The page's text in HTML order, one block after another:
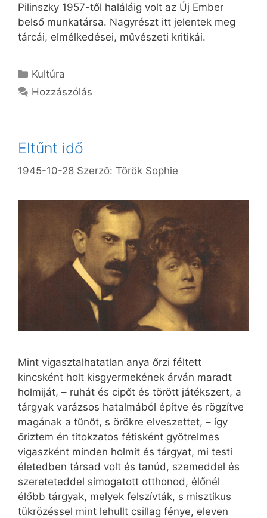
Pilinszky 1957-től haláláig volt az Új Ember
belső munkatársa. Nagyrészt itt jelentek meg
tárcái, elmélkedései, művészeti kritikái.
Kategória
Kultúra
Hozzászólás
Eltűnt idő
1945-10-28 Szerző: Török Sophie
Mint vigasztalhatatlan anya őrzi féltett
kincsként holt kisgyermekének árván maradt
holmiját, – ruhát és cipőt és törött játékszert, a
tárgyak varázsos hatalmából építve és rögzítve
magának a tűnőt, s örökre elveszettet, – így
őriztem én titokzatos fétisként gyötrelmes
vigaszként minden holmit és tárgyat, mi testi
életedben társad volt és tanúd, szemeddel és
szereteteddel simogatott otthonod, élőnél
élőbb tárgyak, melyek felszívták, s misztikus
tükrözéssel mint lehullt csillag fénye, eleven